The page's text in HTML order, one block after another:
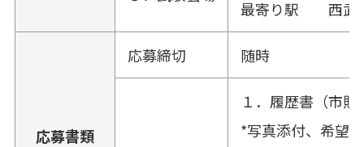
最寄り駅 西武
応募書類
応募締切 随時
１．履歴書（市
*写真添付、希望